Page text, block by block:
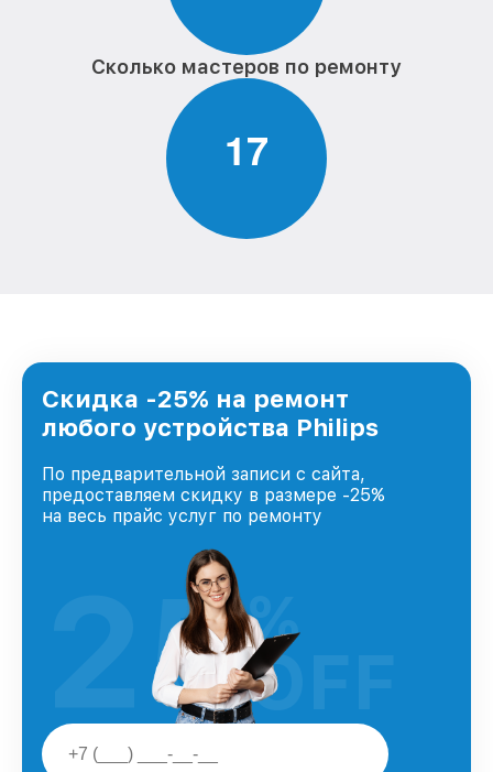
Сколько мастеров по ремонту
17
Скидка -25% на ремонт
любого устройства Philips
По предварительной записи с сайта,
предоставляем скидку в размере -25%
на весь прайс услуг по ремонту
25%
OFF